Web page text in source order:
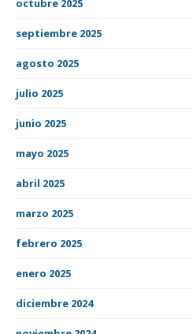
septiembre 2025
agosto 2025
julio 2025
junio 2025
mayo 2025
abril 2025
marzo 2025
febrero 2025
enero 2025
diciembre 2024